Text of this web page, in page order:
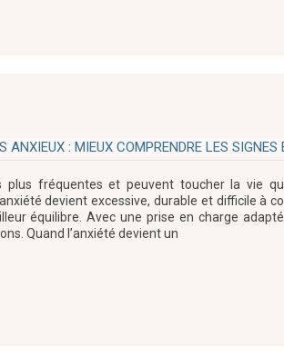
ANXIEUX : MIEUX COMPRENDRE LES SIGNES
fréquentes et peuvent toucher la vie
devient excessive, durable et difficile à
équilibre. Avec une prise en charge
Quand l’anxiété devient un